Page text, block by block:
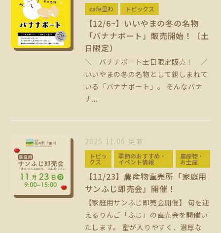
cafe里わ トピックス
【12/6~】いいやまの冬の名物
「バナナボート」販売開始！（土
日限定）
＼ バナナボート土日限定販売！ ／
いいやまの冬の名物として親しまれて
いる「バナナボート」。 そんなバナ
ナ...
2025.11.06 更新
トピッ
クス
季節のおすすめ・
イベント情報
農産物・
お土産
【11/23】農産物直売所「家庭用
サンふじ即売会」開催！
【家庭用サンふじ即売会開催】 旬を迎
えるりんご「ふじ」の直売会を開催い
たします。 蜜が入りやすく、濃厚な